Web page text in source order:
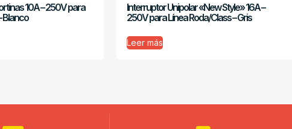
10A – 250V para
Blanco
Interruptor Unipolar «New Style» 16A –
250V para Línea Roda/Class – Gris
Leer más